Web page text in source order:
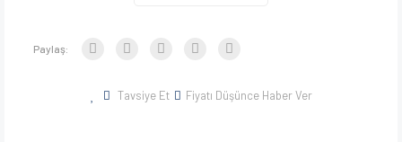
Paylaş:
Tavsiye Et Fiyatı Düşünce Haber Ver